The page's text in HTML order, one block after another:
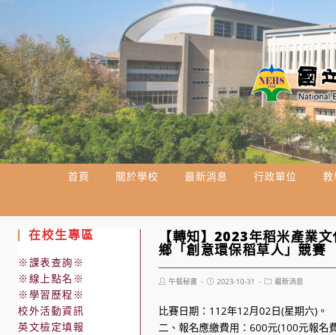
至
主
要
內
容
首頁 關於學校 最新消息 行政單位 教
【轉知】2023年稻米產業
鄉「創意環保稻草人」競賽
Post午餐秘書
Post2023-10-31
Post最新消息
比賽日期：112年12月02日(星期六)。
二、報名應繳費用：600元(100元報名
在校生專區
※課表查詢※
※線上點名※
※學習歷程※
校外活動資訊
英文檢定填報